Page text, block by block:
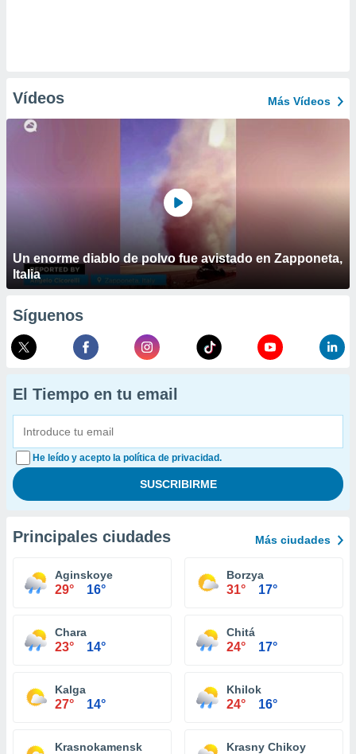
Vídeos Más Vídeos
Un enorme diablo de polvo fue avistado en Zapponeta,
Italia
Síguenos
El Tiempo en tu email
He leído y acepto la política de privacidad.
Principales ciudades Más ciudades
Aginskoye
29° 16°
Borzya
31° 17°
Chara
23° 14°
Chitá
24° 17°
Kalga
27° 14°
Khilok
24° 16°
Krasnokamensk Krasny Chikoy